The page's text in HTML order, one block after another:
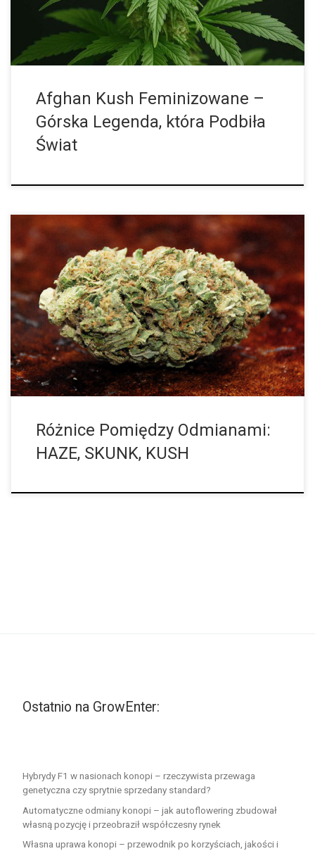
Afghan Kush Feminizowane –
Górska Legenda, która Podbiła
Świat
Każdy, kto miał chociaż trochę wspólnego z marihuaną, zapewne
słyszał o takich odmianach jak Kush, Skunk czy Haze. Czym
jednak różnią się one miedzy sobą? To wie niewiele osób. Kush
[…]
Różnice Pomiędzy Odmianami:
HAZE, SKUNK, KUSH
Ostatnio na GrowEnter:
Hybrydy F1 w nasionach konopi – rzeczywista przewaga
genetyczna czy sprytnie sprzedany standard?
Automatyczne odmiany konopi – jak autoflowering zbudował
własną pozycję i przeobraził współczesny rynek
Własna uprawa konopi – przewodnik po korzyściach, jakości i